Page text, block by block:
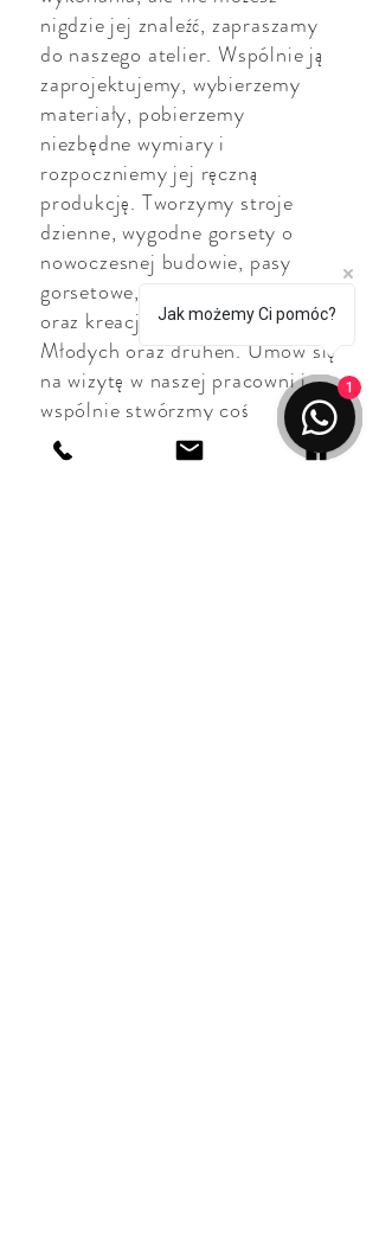
nigdzie jej znaleźć, zapraszamy
do naszego atelier. Wspólnie ją
zaprojektujemy, wybierzemy
materiały, pobierzemy
niezbędne wymiary i
rozpoczniemy jej ręczną
produkcję. Tworzymy stroje
dzienne, wygodne gorsety o
nowoczesnej budowie, pasy
gorsetowe, suknie wieczorowe
oraz kreacje ślubne dla Panien
Młodych oraz druhen. Umów się
na wizytę w naszej pracowni i
wspólnie stwórzmy coś
wyjątkowego!
Jak możemy Ci pomóc?
1